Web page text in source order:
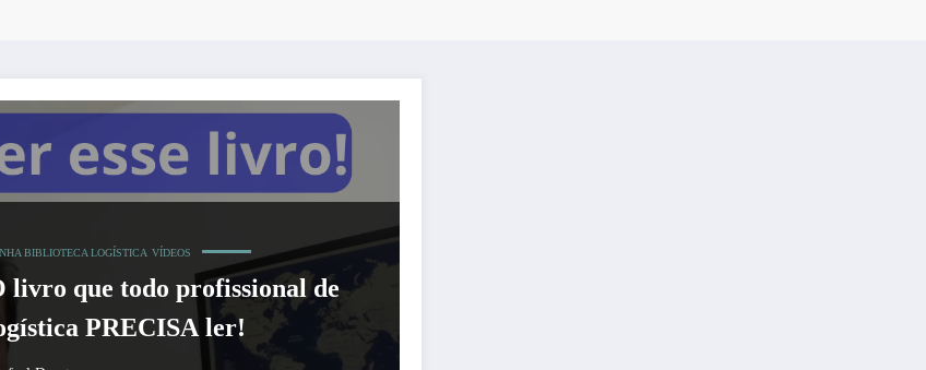
BIBLIOTECA LOGÍSTICA VÍDEOS
livro que todo profissional de
PRECISA ler!